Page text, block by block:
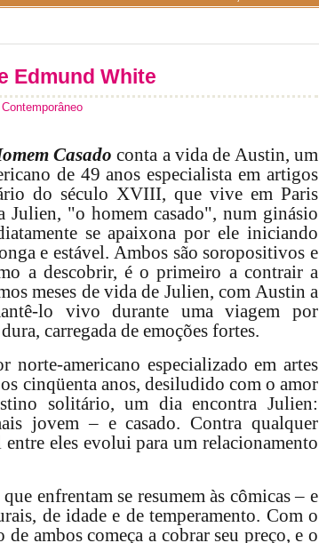
Edmund White
Casado conta a vida de Austin, um
de 49 anos especialista em artigos
do século XVIII, que vive em Paris
Julien, "o homem casado", num ginásio
se apaixona por ele iniciando
e estável. Ambos são soropositivos e
a descobrir, é o primeiro a contrair a
meses de vida de Julien, com Austin a
lo vivo durante uma viagem por
carregada de emoções fortes.
norte-americano especializado em artes
os cinqüenta anos, desiludido com o amor
solitário, um dia encontra Julien:
jovem – e casado. Contra qualquer
eles evolui para um relacionamento
enfrentam se resumem às cômicas – e
de idade e de temperamento. Com o
ambos começa a cobrar seu preço, e o